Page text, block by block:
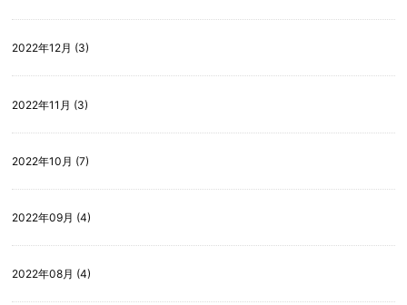
2022年12月 (3)
2022年11月 (3)
2022年10月 (7)
2022年09月 (4)
2022年08月 (4)